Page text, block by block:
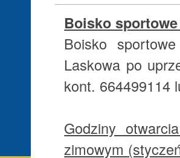
Boisko
Boisko
Laskowa po
kont. 664499114
Godziny
zimowym